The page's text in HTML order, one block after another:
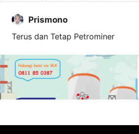
Prismono
Terus dan Tetap Petrominer